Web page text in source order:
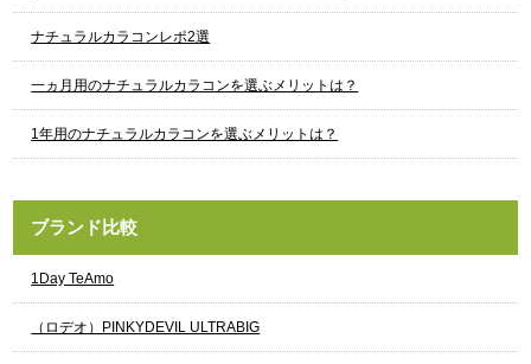
ナチュラルカラコンレポ2選
一ヵ月用のナチュラルカラコンを選ぶメリットは？
1年用のナチュラルカラコンを選ぶメリットは？
ブランド比較
1Day TeAmo
（ロデオ）PINKYDEVIL ULTRABIG